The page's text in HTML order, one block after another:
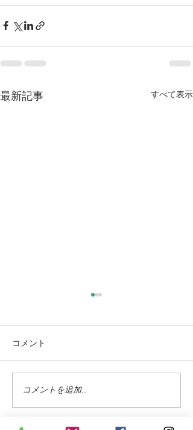
最新記事 すべて表示
蓼科高原ではニッコウキ
スゲが咲き始めました
コメント
コメントを追加…